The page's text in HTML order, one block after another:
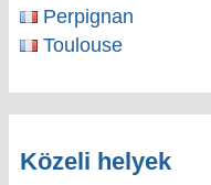
Perpignan
Toulouse
Közeli helyek